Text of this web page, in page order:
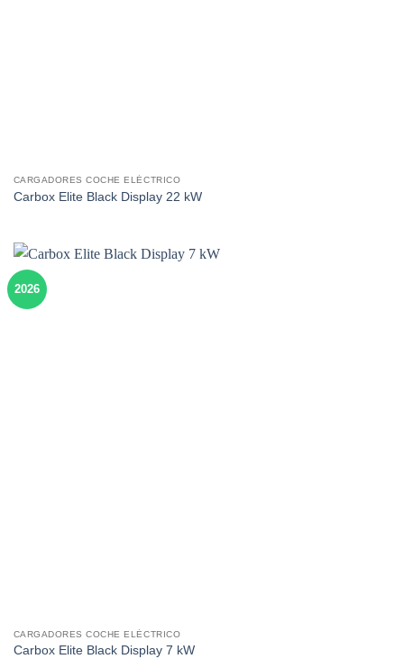
CARGADORES COCHE ELÉCTRICO
Carbox Elite Black Display 22 kW
2026
CARGADORES COCHE ELÉCTRICO
Carbox Elite Black Display 7 kW